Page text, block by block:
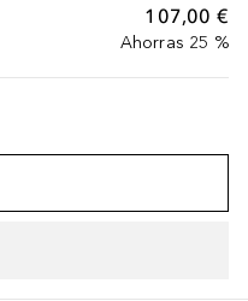
107,00 €
Ahorras 25 %